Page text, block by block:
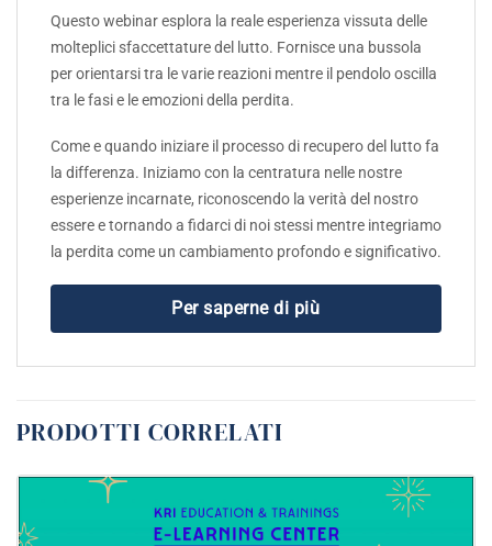
Questo webinar esplora la reale esperienza vissuta delle
molteplici sfaccettature del lutto. Fornisce una bussola
per orientarsi tra le varie reazioni mentre il pendolo oscilla
tra le fasi e le emozioni della perdita.
Come e quando iniziare il processo di recupero del lutto fa
la differenza. Iniziamo con la centratura nelle nostre
esperienze incarnate, riconoscendo la verità del nostro
essere e tornando a fidarci di noi stessi mentre integriamo
la perdita come un cambiamento profondo e significativo.
Per saperne di più
PRODOTTI CORRELATI